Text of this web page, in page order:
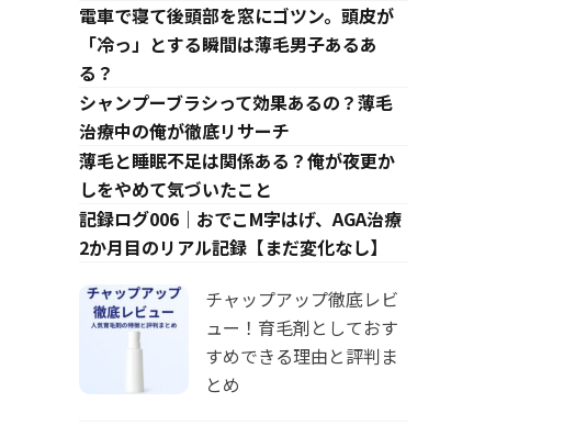
電車で寝て後頭部を窓にゴツン。頭皮が
「冷っ」とする瞬間は薄毛男子あるあ
る？
シャンプーブラシって効果あるの？薄毛
治療中の俺が徹底リサーチ
薄毛と睡眠不足は関係ある？俺が夜更か
しをやめて気づいたこと
記録ログ006｜おでこM字はげ、AGA治療
2か月目のリアル記録【まだ変化なし】
チャップアップ徹底レビ
ュー！育毛剤としておす
すめできる理由と評判ま
とめ